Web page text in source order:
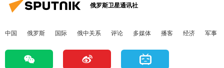
俄罗斯卫星通讯社
中国 俄罗斯 国际 俄中关系 评论 多媒体 播客 经济 军事